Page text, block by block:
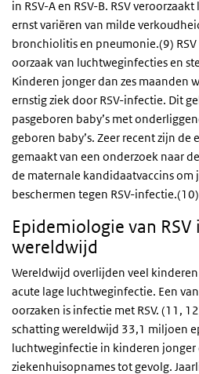
in RSV-A en RSV-B. RSV
ernst variëren van milde
bronchiolitis en pneumonie.(9)
oorzaak van luchtweginfecties en
Kinderen jonger dan zes maanden
ernstig ziek door RSV-infectie. Dit
pasgeboren baby’s met
geboren baby’s. Zeer recent zijn de
gemaakt van een onderzoek naar
de maternale kandidaatvaccins om
beschermen tegen RSV-infectie.(10)
Epidemiologie van
wereldwijd
Wereldwijd overlijden veel
acute lage luchtweginfectie. Een
oorzaken is infectie met RSV. (11,
schatting wereldwijd 33,1 miljoen
luchtweginfectie in kinderen
ziekenhuisopnames tot gevolg.